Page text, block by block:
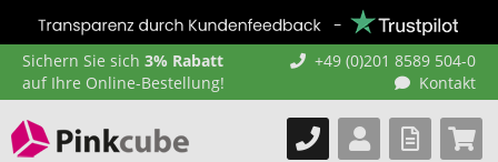
Sichern Sie sich 3% Rabatt
auf Ihre Online-Bestellung!
+49 (0)201 8589 504-0
Kontakt